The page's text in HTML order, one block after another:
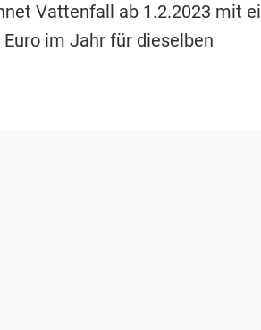
Vattenfall ab 1.2.2023 mit
im Jahr für dieselben